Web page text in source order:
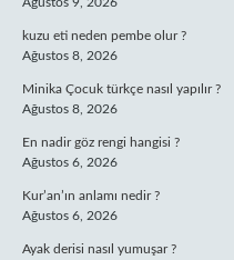
kuzu eti neden pembe olur ?
Ağustos 8, 2026
Minika Çocuk türkçe nasıl yapılır ?
Ağustos 8, 2026
En nadir göz rengi hangisi ?
Ağustos 6, 2026
Kur’an’ın anlamı nedir ?
Ağustos 6, 2026
Ayak derisi nasıl yumuşar ?